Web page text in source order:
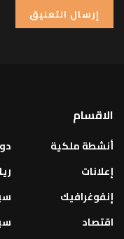
الاقسام
أنشطة ملكية
إعلانات
إنفوغرافيك
اقتصاد